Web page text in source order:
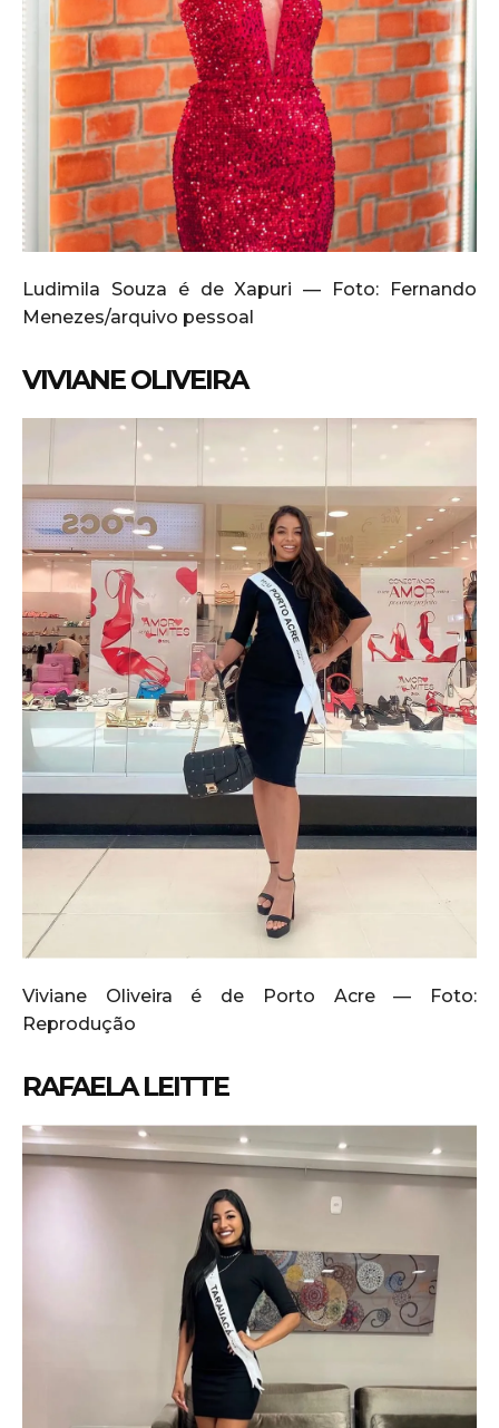
Ludimila Souza é de Xapuri — Foto: Fernando
Menezes/arquivo pessoal
VIVIANE OLIVEIRA
Viviane Oliveira é de Porto Acre — Foto:
Reprodução
RAFAELA LEITTE